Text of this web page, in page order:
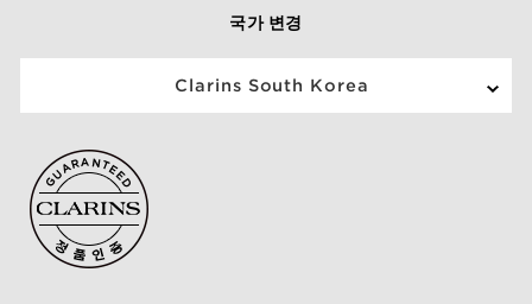
국가 변경
Clarins South Korea